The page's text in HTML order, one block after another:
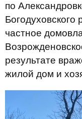
по
частное
результате
жилой дом и